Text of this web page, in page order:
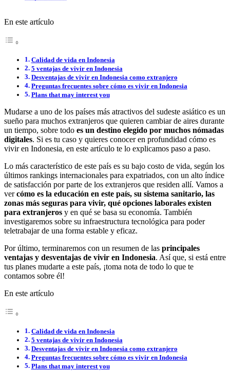
En este artículo
Calidad de vida en Indonesia
5 ventajas de vivir en Indonesia
Desventajas de vivir en Indonesia como extranjero
Preguntas frecuentes sobre cómo es vivir en Indonesia
Plans that may interest you
Mudarse a uno de los países más atractivos del sudeste asiático es un
sueño para muchos extranjeros que quieren cambiar de aires durante
un tiempo, sobre todo es un destino elegido por muchos nómadas
digitales. Si es tu caso y quieres conocer en profundidad cómo es
vivir en Indonesia, en este artículo te lo explicamos paso a paso.
Lo más característico de este país es su bajo costo de vida, según los
últimos rankings internacionales para expatriados, con un alto índice
de satisfacción por parte de los extranjeros que residen allí. Vamos a
vercómo es la educación en este país, su sistema sanitario, las
zonas más seguras para vivir, qué opciones laborales existen
para extranjeros y en qué se basa su economía. También
investigaremos sobre su infraestructura tecnológica para poder
teletrabajar de una forma estable y eficaz.
Por último, terminaremos con un resumen de las principales
ventajas y desventajas de vivir en Indonesia. Así que, si está entre
tus planes mudarte a este país, ¡toma nota de todo lo que te
contamos sobre él!
En este artículo
Calidad de vida en Indonesia
5 ventajas de vivir en Indonesia
Desventajas de vivir en Indonesia como extranjero
Preguntas frecuentes sobre cómo es vivir en Indonesia
Plans that may interest you